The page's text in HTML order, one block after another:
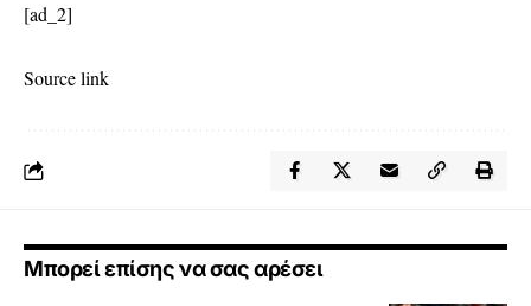
[ad_2]
Source link
Μπορεί επίσης να σας αρέσει